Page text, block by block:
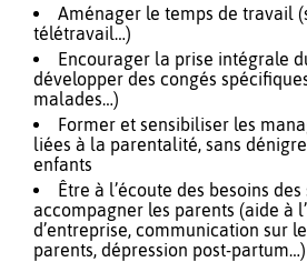
Aménager le temps de travail
télétravail…)
Encourager la prise intégrale
développer des congés
malades…)
Former et sensibiliser les
liées à la parentalité, sans
enfants
Être à l’écoute des besoins
accompagner les parents (aide à
d’entreprise, communication sur
parents, dépression post-partum…)